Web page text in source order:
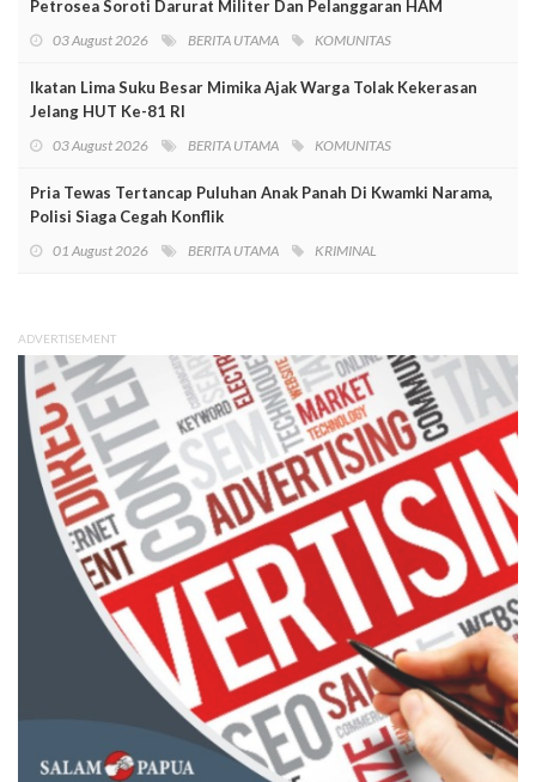
Petrosea Soroti Darurat Militer Dan Pelanggaran HAM
03 August 2026 BERITA UTAMA KOMUNITAS
Ikatan Lima Suku Besar Mimika Ajak Warga Tolak Kekerasan
Jelang HUT Ke-81 RI
03 August 2026 BERITA UTAMA KOMUNITAS
Pria Tewas Tertancap Puluhan Anak Panah Di Kwamki Narama,
Polisi Siaga Cegah Konflik
01 August 2026 BERITA UTAMA KRIMINAL
ADVERTISEMENT